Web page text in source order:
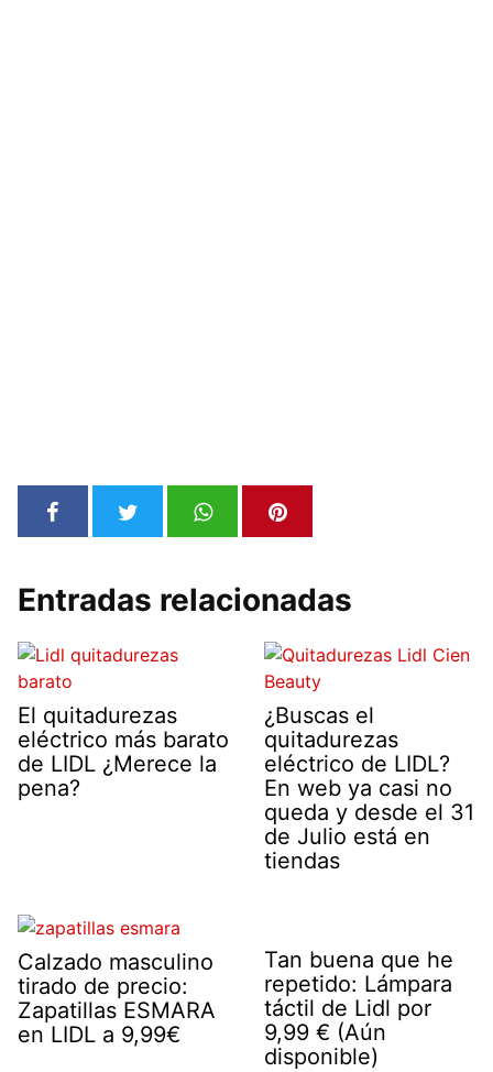
Entradas relacionadas
El quitadurezas
eléctrico más barato
de LIDL ¿Merece la
pena?
¿Buscas el
quitadurezas
eléctrico de LIDL?
En web ya casi no
queda y desde el 31
de Julio está en
tiendas
Calzado masculino
tirado de precio:
Zapatillas ESMARA
en LIDL a 9,99€
Tan buena que he
repetido: Lámpara
táctil de Lidl por
9,99 € (Aún
disponible)